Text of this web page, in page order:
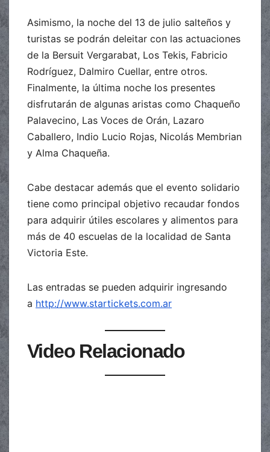
Asimismo, la noche del 13 de julio salteños y
turistas se podrán deleitar con las actuaciones
de la Bersuit Vergarabat, Los Tekis, Fabricio
Rodríguez, Dalmiro Cuellar, entre otros.
Finalmente, la última noche los presentes
disfrutarán de algunas aristas como Chaqueño
Palavecino, Las Voces de Orán, Lazaro
Caballero, Indio Lucio Rojas, Nicolás Membrian
y Alma Chaqueña.
Cabe destacar además que el evento solidario
tiene como principal objetivo recaudar fondos
para adquirir útiles escolares y alimentos para
más de 40 escuelas de la localidad de Santa
Victoria Este.
Las entradas se pueden adquirir ingresando
a http://www.startickets.com.ar
Video Relacionado